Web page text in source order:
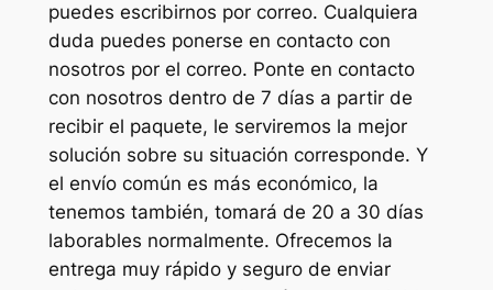
puedes escribirnos por correo. Cualquiera
duda puedes ponerse en contacto con
nosotros por el correo. Ponte en contacto
con nosotros dentro de 7 días a partir de
recibir el paquete, le serviremos la mejor
solución sobre su situación corresponde. Y
el envío común es más económico, la
tenemos también, tomará de 20 a 30 días
laborables normalmente. Ofrecemos la
entrega muy rápido y seguro de enviar